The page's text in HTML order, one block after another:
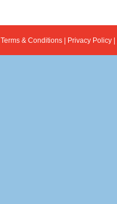
Terms & Conditions| Privacy Policy|